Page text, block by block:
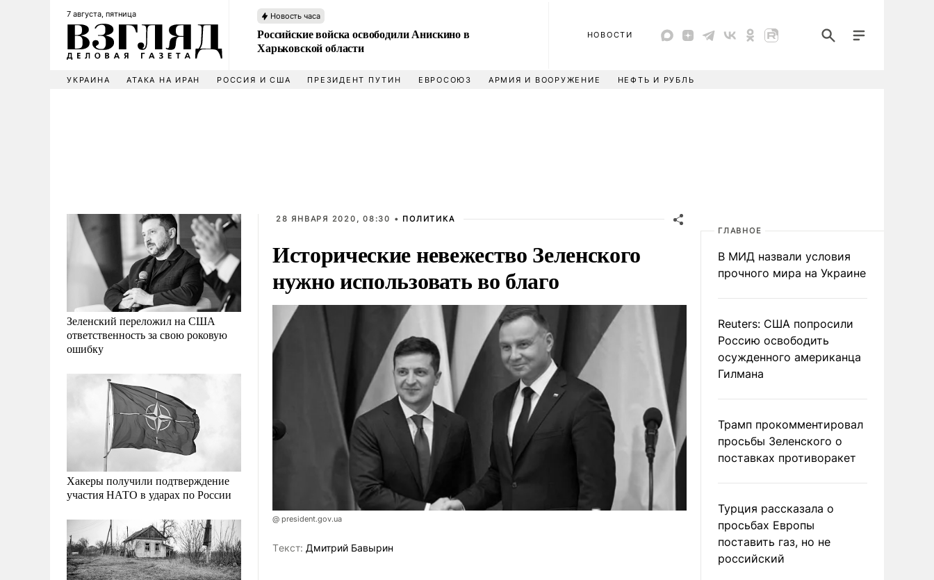
7 августа, пятница Новость часа
Российские войска освободили Анискино в
Харьковской области
НОВОСТИ
УКРАИНА АТАКА НА ИРАН РОССИЯ И США ПРЕЗИДЕНТ ПУТИН ЕВРОСОЮЗ АРМИЯ И ВООРУЖЕНИЕ НЕФТЬ И РУБЛЬ
Зеленский переложил на США
ответственность за свою роковую
ошибку
Хакеры получили подтверждение
участия НАТО в ударах по России
28 ЯНВАРЯ 2020, 08:30 • ПОЛИТИКА
Исторические невежество Зеленского
нужно использовать во благо
@ president.gov.ua
Tекст: Дмитрий Бавырин
ГЛАВНОЕ
В МИД назвали условия
прочного мира на Украине
Reuters: США попросили
Россию освободить
осужденного американца
Гилмана
Трамп прокомментировал
просьбы Зеленского о
поставках противоракет
Турция рассказала о
просьбах Европы
поставить газ, но не
российский